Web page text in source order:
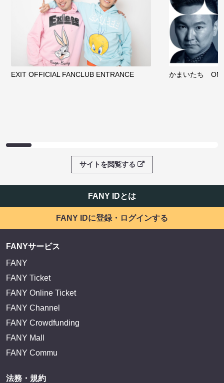
EXIT OFFICIAL FANCLUB ENTRANCE かまいたち
サイトを閲覧する
FANY IDとは
FANY IDに登録・ログインする
FANYサービス
FANY
FANY Ticket
FANY Online Ticket
FANY Channel
FANY Crowdfunding
FANY Mall
FANY Commu
法務・規約